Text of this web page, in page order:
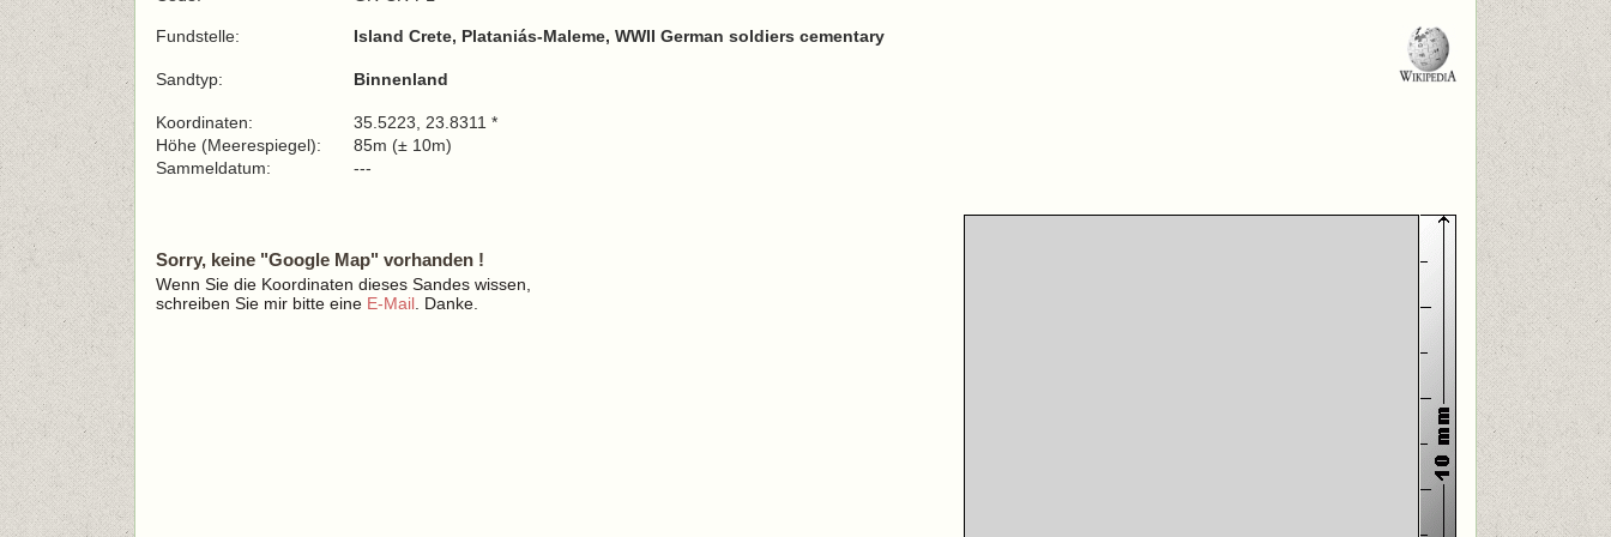
Fundstelle: Island Crete, Plataniás-Maleme, WWII German soldiers cementary
Sandtyp: Binnenland
Koordinaten:
35.5223, 23.8311 *
Höhe (Meerespiegel):
85m (± 10m)
Sammeldatum:
---
Sorry, keine "Google Map" vorhanden !
Wenn Sie die Koordinaten dieses Sandes wissen,
schreiben Sie mir bitte eine E-Mail . Danke.